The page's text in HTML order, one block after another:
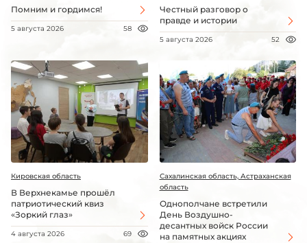
Помним и гордимся!
5 августа 2026 58
Честный разговор о
правде и истории
5 августа 2026 52
Кировская область
В Верхнекамье прошёл
патриотический квиз
«Зоркий глаз»
4 августа 2026 69
Сахалинская область, Астраханская
область
Однополчане встретили
День Воздушно-
десантных войск России
на памятных акциях